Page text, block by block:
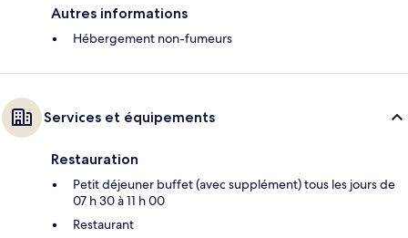
Autres informations
Hébergement non-fumeurs
Services et équipements
Restauration
Petit déjeuner buffet (avec supplément) tous les jours de
07 h 30 à 11 h 00
Restaurant